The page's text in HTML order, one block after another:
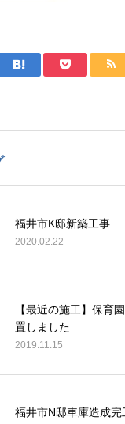
福井市K邸新築工事
2020.02.22
【最近の施工】保育
置しました
2019.11.15
福井市N邸車庫造成完